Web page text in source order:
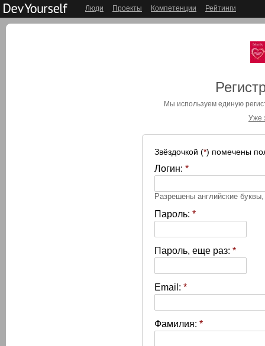
Люди Проекты Компетенции Рейтинги
Мы используем единую
Уже
Звёздочкой (*) помечены
Логин: *
Разрешены английские
Пароль: *
Пароль, еще раз: *
Email: *
Фамилия: *